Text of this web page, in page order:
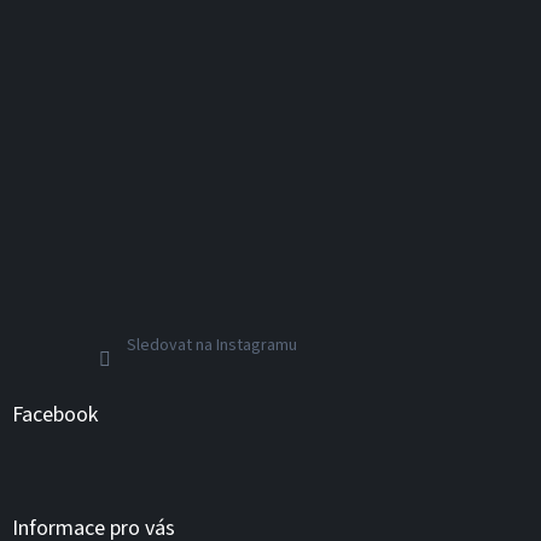
Sledovat na Instagramu
Facebook
Informace pro vás